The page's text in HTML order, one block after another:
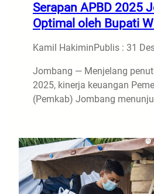
Serapan APBD 2025
Optimal oleh Bupati
Kamil HakiminPublis : 31
Jombang — Menjelang
2025, kinerja keuangan
(Pemkab) Jombang